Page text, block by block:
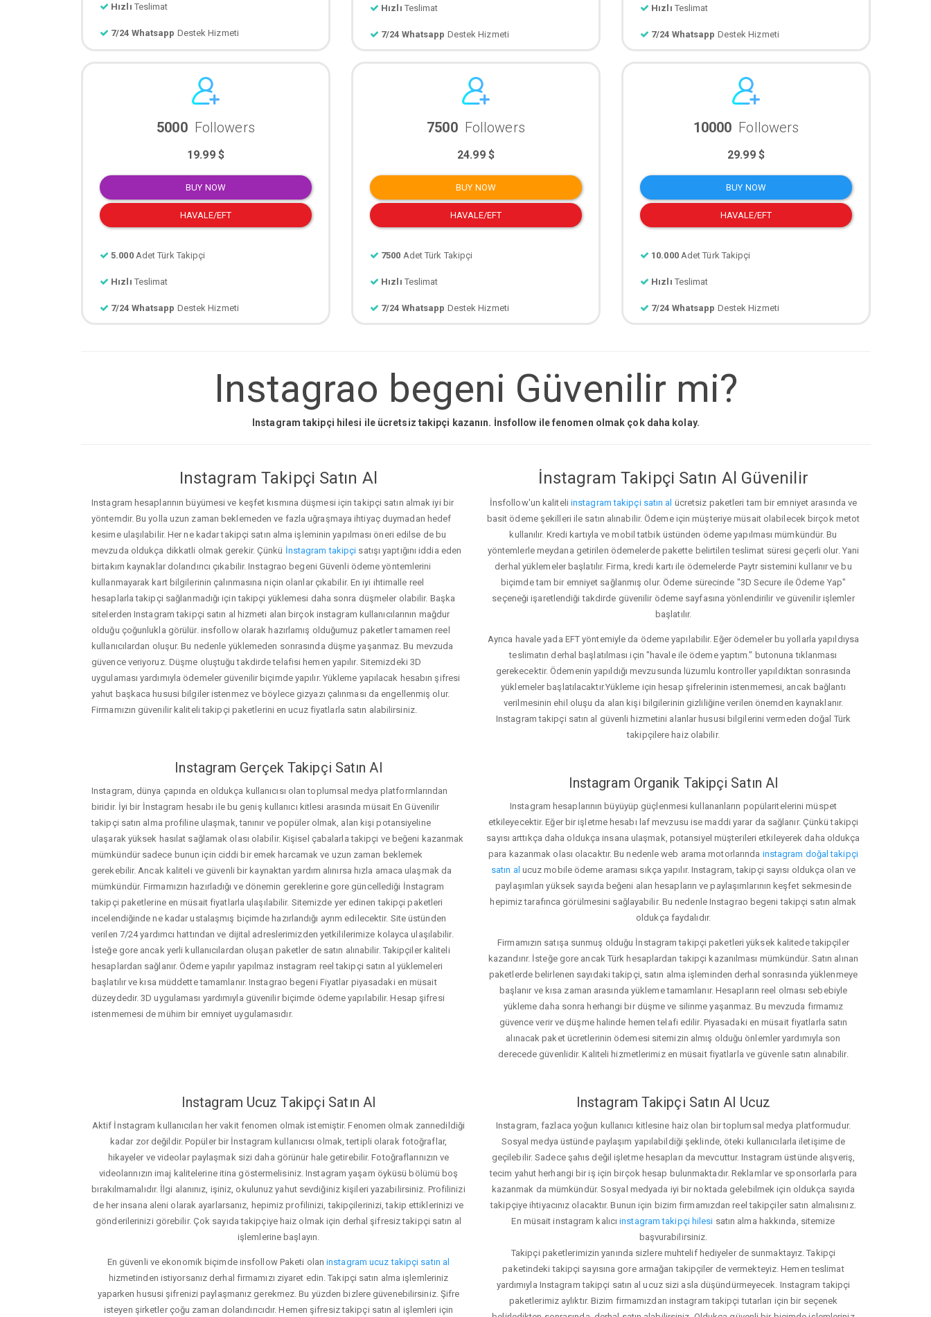
Hızlı Teslimat
7/24 Whatsapp Destek Hizmeti
Hızlı Teslimat
7/24 Whatsapp Destek Hizmeti
Hızlı Teslimat
7/24 Whatsapp Destek Hizmeti
5000 Followers
19.99 $
BUY NOW
HAVALE/EFT
5.000 Adet Türk Takipçi
Hızlı Teslimat
7/24 Whatsapp Destek Hizmeti
7500 Followers
24.99 $
BUY NOW
HAVALE/EFT
7500 Adet Türk Takipçi
Hızlı Teslimat
7/24 Whatsapp Destek Hizmeti
10000 Followers
29.99 $
BUY NOW
HAVALE/EFT
10.000 Adet Türk Takipçi
Hızlı Teslimat
7/24 Whatsapp Destek Hizmeti
Instagrao begeni Güvenilir mi?
Instagram takipçi hilesi ile ücretsiz takipçi kazanın. İnsfollow ile fenomen olmak çok daha kolay.
Instagram Takipçi Satın Al
Instagram hesaplarının büyümesi ve keşfet kısmına düşmesi için takipçi satın almak iyi bir
yöntemdir. Bu yolla uzun zaman beklemeden ve fazla uğraşmaya ihtiyaç duymadan hedef
kesime ulaşılabilir. Her ne kadar takipçi satın alma işleminin yapılması öneri edilse de bu
mevzuda oldukça dikkatli olmak gerekir. Çünkü İnstagram takipçi satışı yaptığını iddia eden
birtakım kaynaklar dolandırıcı çıkabilir. Instagrao begeni Güvenli ödeme yöntemlerini
kullanmayarak kart bilgilerinin çalınmasına niçin olanlar çıkabilir. En iyi ihtimalle reel
hesaplarla takipçi sağlanmadığı için takipçi yüklemesi daha sonra düşmeler olabilir. Başka
sitelerden Instagram takipçi satın al hizmeti alan birçok instagram kullanıcılarının mağdur
olduğu çoğunlukla görülür. insfollow olarak hazırlamış olduğumuz paketler tamamen reel
kullanıcılardan oluşur. Bu nedenle yüklemeden sonrasında düşme yaşanmaz. Bu mevzuda
güvence veriyoruz. Düşme oluştuğu takdirde telafisi hemen yapılır. Sitemizdeki 3D
uygulaması yardımıyla ödemeler güvenilir biçimde yapılır. Yükleme yapılacak hesabın şifresi
yahut başkaca hususi bilgiler istenmez ve böylece gizyazı çalınması da engellenmiş olur.
Firmamızın güvenilir kaliteli takipçi paketlerini en ucuz fiyatlarla satın alabilirsiniz.
İnstagram Takipçi Satın Al Güvenilir
İnsfollow'un kaliteli instagram takipçi satın al ücretsiz paketleri tam bir emniyet arasında ve
basit ödeme şekilleri ile satın alınabilir. Ödeme için müşteriye müsait olabilecek birçok metot
kullanılır. Kredi kartıyla ve mobil tatbik üstünden ödeme yapılması mümkündür. Bu
yöntemlerle meydana getirilen ödemelerde pakette belirtilen teslimat süresi geçerli olur. Yani
derhal yüklemeler başlatılır. Firma, kredi kartı ile ödemelerde Paytr sistemini kullanır ve bu
biçimde tam bir emniyet sağlanmış olur. Ödeme sürecinde "3D Secure ile Ödeme Yap"
seçeneği işaretlendiği takdirde güvenilir ödeme sayfasına yönlendirilir ve güvenilir işlemler
başlatılır.
Ayrıca havale yada EFT yöntemiyle da ödeme yapılabilir. Eğer ödemeler bu yollarla yapıldıysa
teslimatın derhal başlatılması için "havale ile ödeme yaptım." butonuna tıklanması
gerekecektir. Ödemenin yapıldığı mevzusunda lüzumlu kontroller yapıldıktan sonrasında
yüklemeler başlatılacaktır.Yükleme için hesap şifrelerinin istenmemesi, ancak bağlantı
verilmesinin ehil oluşu da alan kişi bilgilerinin gizliliğine verilen önemden kaynaklanır.
Instagram takipçi satın al güvenli hizmetini alanlar hususi bilgilerini vermeden doğal Türk
takipçilere haiz olabilir.
Instagram Gerçek Takipçi Satın Al
Instagram, dünya çapında en oldukça kullanıcısı olan toplumsal medya platformlarından
biridir. İyi bir İnstagram hesabı ile bu geniş kullanıcı kitlesi arasında müsait En Güvenilir
takipçi satın alma profiline ulaşmak, tanınır ve popüler olmak, alan kişi potansiyeline
ulaşarak yüksek hasılat sağlamak olası olabilir. Kişisel çabalarla takipçi ve beğeni kazanmak
mümkündür sadece bunun için ciddi bir emek harcamak ve uzun zaman beklemek
gerekebilir. Ancak kaliteli ve güvenli bir kaynaktan yardım alınırsa hızla amaca ulaşmak da
mümkündür. Firmamızın hazırladığı ve dönemin gereklerine gore güncellediği İnstagram
takipçi paketlerine en müsait fiyatlarla ulaşılabilir. Sitemizde yer edinen takipçi paketleri
incelendiğinde ne kadar ustalaşmış biçimde hazırlandığı ayrım edilecektir. Site üstünden
verilen 7/24 yardımcı hattından ve dijital adreslerimizden yetkililerimize kolayca ulaşılabilir.
İsteğe gore ancak yerli kullanıcılardan oluşan paketler de satın alınabilir. Takipçiler kaliteli
hesaplardan sağlanır. Ödeme yapılır yapılmaz instagram reel takipçi satın al yüklemeleri
başlatılır ve kısa müddette tamamlanır. Instagrao begeni Fiyatlar piyasadaki en müsait
düzeydedir. 3D uygulaması yardımıyla güvenilir biçimde ödeme yapılabilir. Hesap şifresi
istenmemesi de mühim bir emniyet uygulamasıdır.
Instagram Organik Takipçi Satın Al
Instagram hesaplarının büyüyüp güçlenmesi kullananların popülaritelerini müspet
etkileyecektir. Eğer bir işletme hesabı laf mevzusu ise maddi yarar da sağlanır. Çünkü takipçi
sayısı arttıkça daha oldukça insana ulaşmak, potansiyel müşterileri etkileyerek daha oldukça
para kazanmak olası olacaktır. Bu nedenle web arama motorlarında instagram doğal takipçi
satın al ucuz mobile ödeme araması sıkça yapılır. Instagram, takipçi sayısı oldukça olan ve
paylaşımları yüksek sayıda beğeni alan hesapların ve paylaşımlarının keşfet sekmesinde
hepimiz tarafınca görülmesini sağlayabilir. Bu nedenle Instagrao begeni takipçi satın almak
oldukça faydalıdır.
Firmamızın satışa sunmuş olduğu İnstagram takipçi paketleri yüksek kalitede takipçiler
kazandırır. İsteğe gore ancak Türk hesaplardan takipçi kazanılması mümkündür. Satın alınan
paketlerde belirlenen sayıdaki takipçi, satın alma işleminden derhal sonrasında yüklenmeye
başlanır ve kısa zaman arasında yükleme tamamlanır. Hesapların reel olması sebebiyle
yükleme daha sonra herhangi bir düşme ve silinme yaşanmaz. Bu mevzuda firmamız
güvence verir ve düşme halinde hemen telafi edilir. Piyasadaki en müsait fiyatlarla satın
alınacak paket ücretlerinin ödemesi sitemizin almış olduğu önlemler yardımıyla son
derecede güvenlidir. Kaliteli hizmetlerimiz en müsait fiyatlarla ve güvenle satın alınabilir.
Instagram Ucuz Takipçi Satın Al
Aktif İnstagram kullanıcıları her vakit fenomen olmak istemiştir. Fenomen olmak zannedildiği
kadar zor değildir. Popüler bir İnstagram kullanıcısı olmak, tertipli olarak fotoğraflar,
hikayeler ve videolar paylaşmak sizi daha görünür hale getirebilir. Fotoğraflarınızın ve
videolarınızın imaj kalitelerine itina göstermelisiniz. Instagram yaşam öyküsü bölümü boş
bırakılmamalıdır. İlgi alanınız, işiniz, okulunuz yahut sevdiğiniz kişileri yazabilirsiniz. Profilinizi
de her insana aleni olarak ayarlarsanız, hepimiz profilinizi, takipçilerinizi, takip ettiklerinizi ve
gönderilerinizi görebilir. Çok sayıda takipçiye haiz olmak için derhal şifresiz takipçi satın al
işlemlerine başlayın.
En güvenli ve ekonomik biçimde insfollow Paketi olaninstagram ucuz takipçi satın al
hizmetinden istiyorsanız derhal firmamızı ziyaret edin. Takipçi satın alma işlemleriniz
yaparken hususi şifrenizi paylaşmanız gerekmez. Bu yüzden bizlere güvenebilirsiniz. Şifre
isteyen şirketler çoğu zaman dolandırıcıdır. Hemen şifresiz takipçi satın al işlemleri için
Instagram Takipçi Satın Al Ucuz
Instagram, fazlaca yoğun kullanıcı kitlesine haiz olan bir toplumsal medya platformudur.
Sosyal medya üstünde paylaşım yapılabildiği şeklinde, öteki kullanıcılarla iletişime de
geçilebilir. Sadece şahıs değil işletme hesapları da mevcuttur. Instagram üstünde alışveriş,
tecim yahut herhangi bir iş için birçok hesap bulunmaktadır. Reklamlar ve sponsorlarla para
kazanmak da mümkündür. Sosyal medyada iyi bir noktada gelebilmek için oldukça sayıda
takipçiye ihtiyacınız olacaktır. Bunun için bizim firmamızdan reel takipçiler satın almalısınız.
En müsait instagram kalıcıinstagram takipçi hilesi satın alma hakkında, sitemize
başvurabilirsiniz.
Takipçi paketlerimizin yanında sizlere muhtelif hediyeler de sunmaktayız. Takipçi
paketindeki takipçi sayısına gore armağan takipçiler de vermekteyiz. Hemen teslimat
yardımıyla Instagram takipçi satın al ucuz sizi asla düşündürmeyecek. Instagram takipçi
paketlerimiz aylıktır. Bizim firmamızdan instagram takipçi tutarları için bir seçenek